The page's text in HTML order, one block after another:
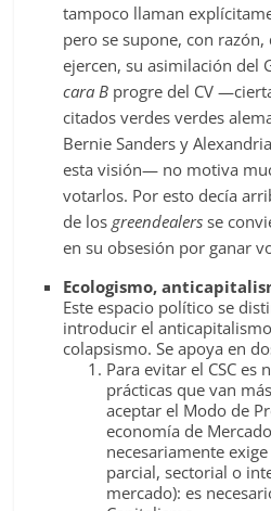
tampoco llaman
pero se supone, con
ejercen, su asimilación del
cara B progre del CV
citados verdes verdes
Bernie Sanders y
esta visión— no motiva
votarlos. Por esto decía
de los greendealers se
en su obsesión por ganar
Ecologismo,
Este espacio político se
introducir el
colapsismo. Se apoya en
Para evitar el CSC es
prácticas que van
aceptar el Modo de
economía de
necesariamente
parcial, sectorial o
mercado): es